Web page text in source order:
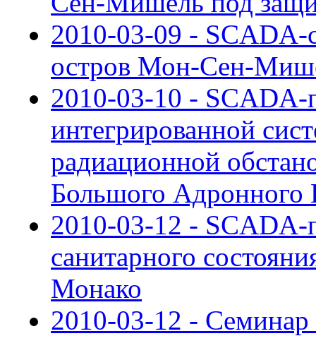
2010-03-09 - SCADA-
остров Мон-Сен-
2010-03-10 - SCADA-
интегрированной
радиационной
Большого Адронного
2010-03-12 - SCADA-
санитарного
Монако
2010-03-12 - Семинар